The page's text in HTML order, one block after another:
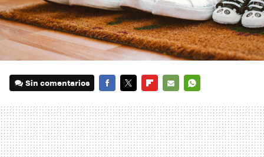
Sin comentarios
MAIL